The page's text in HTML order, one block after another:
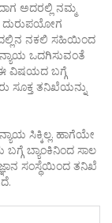
ಅದರಲ್ಲಿ ನಮ್ಮ
ದುರುಪಯೋಗ
ನಕಲಿ ಸಹಿಯಿಂದ
ಒದಗಿಸುವಂತೆ
ಈ ವಿಷಯದ ಬಗ್ಗೆ
ತನಿಖೆಯನ್ನು
ಸಿಕ್ಕಿಲ್ಲ. ಹಾಗೆಯೇ
ಬ್ಯಾಂಕಿನಿಂದ ಸಾಲ
ಸಂಸ್ಥೆಯಿಂದ ತನಿಖೆ